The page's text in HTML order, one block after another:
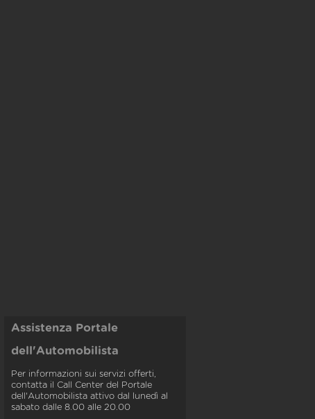
Assistenza Portale
dell'Automobilista
Per informazioni sui servizi offerti,
contatta il Call Center del Portale
dell'Automobilista attivo dal lunedì al
sabato dalle 8.00 alle 20.00